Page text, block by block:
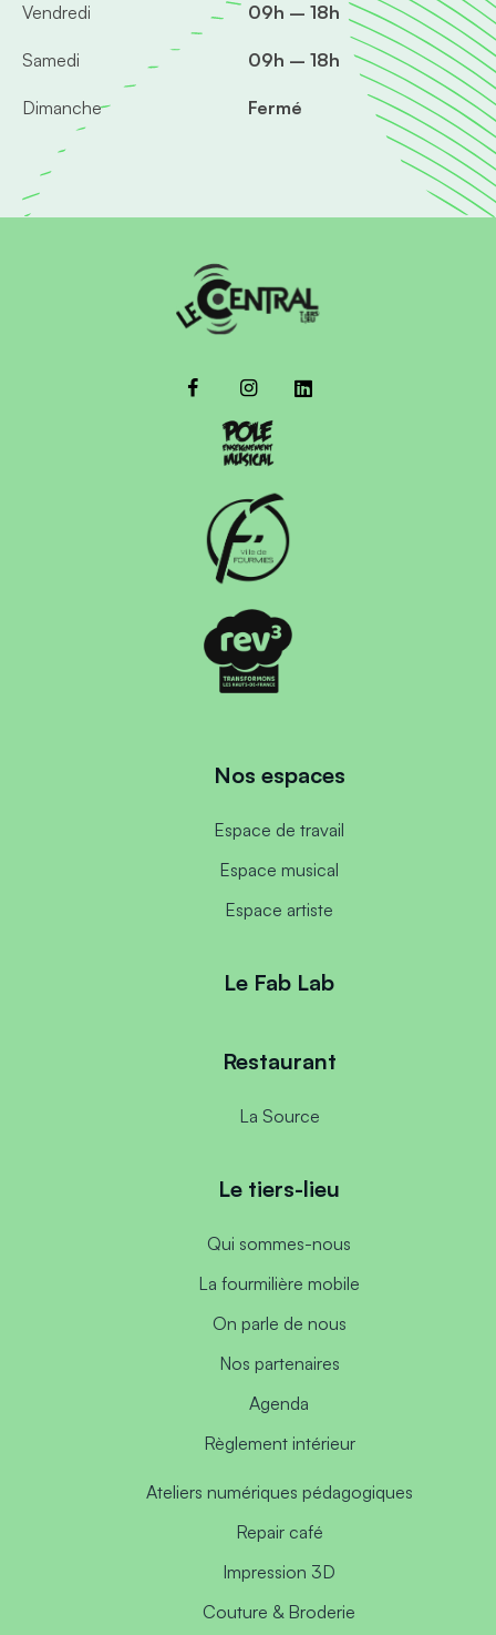
Vendredi 09h – 18h
Samedi 09h – 18h
Dimanche Fermé
Nos espaces
Espace de travail
Espace musical
Espace artiste
Le Fab Lab
Restaurant
La Source
Le tiers-lieu
Qui sommes-nous
La fourmilière mobile
On parle de nous
Nos partenaires
Agenda
Règlement intérieur
Ateliers numériques pédagogiques
Repair café
Impression 3D
Couture & Broderie